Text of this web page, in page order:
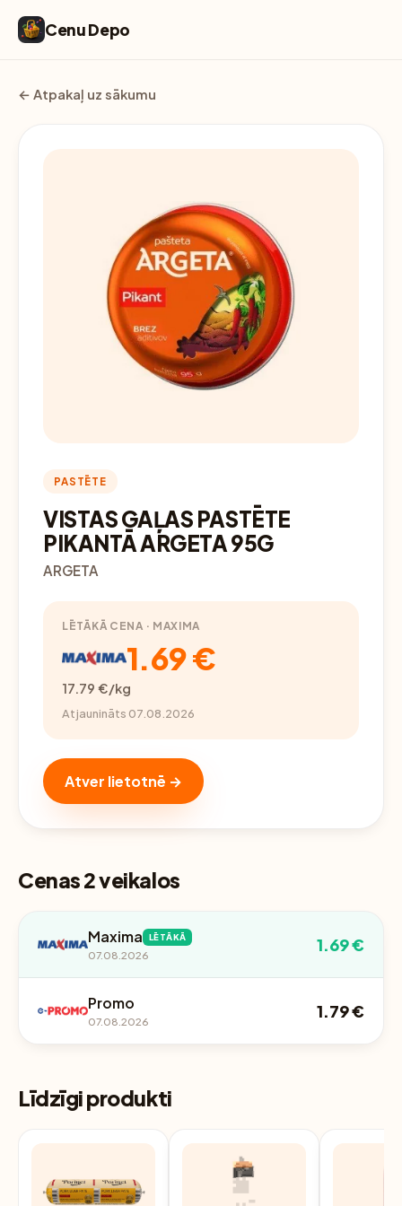
Cenu Depo
← Atpakaļ uz sākumu
PASTĒTE
VISTAS GAĻAS PASTĒTE
PIKANTĀ ARGETA 95G
ARGETA
LĒTĀKĀ CENA · MAXIMA
1.69 €
17.79 €/kg
Atjaunināts 07.08.2026
Atver lietotnē →
Cenas 2 veikalos
Maxima LĒTĀKĀ
07.08.2026
1.69 €
Promo
07.08.2026
1.79 €
Līdzīgi produkti